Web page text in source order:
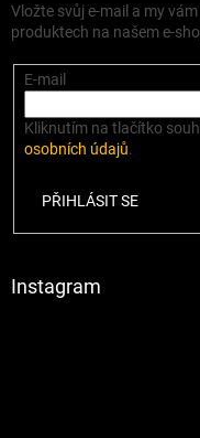
Vložte svůj e-mail a my
produktech na našem e-
E-mail
Kliknutím na tlačítko
osobních údajů.
PŘIHLÁSIT SE
Instagram